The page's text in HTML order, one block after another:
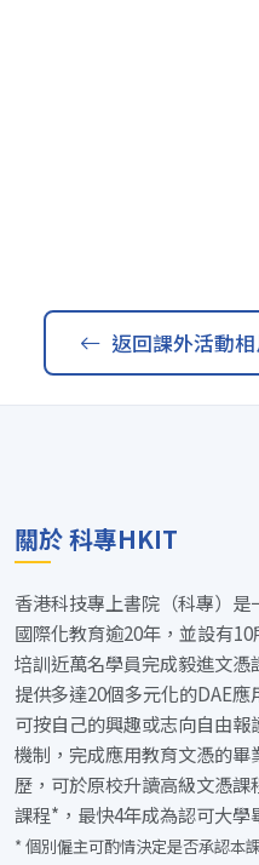
返回課外活動
關於 科專HKIT
香港科技專上書院（科專）
國際化教育逾20年，並設有
培訓近萬名學員完成毅進文憑
提供多達20個多元化的DAE
可按自己的興趣或志向自由
機制，完成應用教育文憑的
歷，可於原校升讀高級文憑
課程*，最快4年成為認可大學
* 個別僱主可酌情決定是否承認本